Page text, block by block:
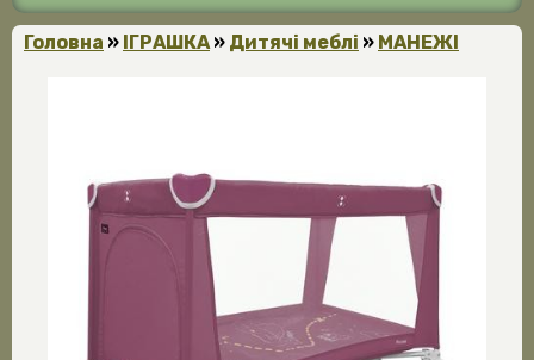
Головна » ІГРАШКА» Дитячі меблі » МАНЕЖІ